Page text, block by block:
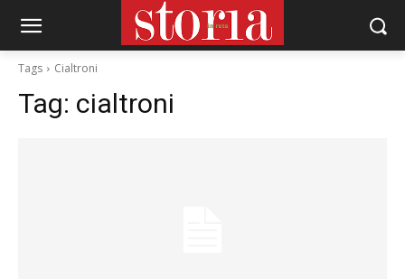
Tags Cialtroni
Tag: cialtroni